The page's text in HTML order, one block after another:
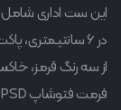
از سه رنگ قرمز،